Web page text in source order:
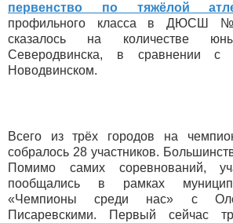
первенство по тяжёлой
профильного класса в ДЮСШ
сказалось на количестве
Северодвинска, в сравнении с
Новодвинском.
Всего из трёх городов на
собралось 28 участников.
Помимо самих соревнований,
пообщались в рамках
«Чемпионы среди нас» с
Писаревскими. Первый сейчас